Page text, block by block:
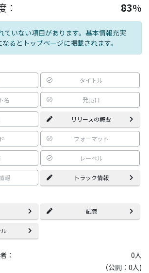
： 83%
ていない項目があります。基本情報充実
るとトップページに掲載されます。
タイトル
名 発売日
リリースの概要
フォーマット
レーベル
報 トラック情報
試聴
： 0人
（公開：0人)